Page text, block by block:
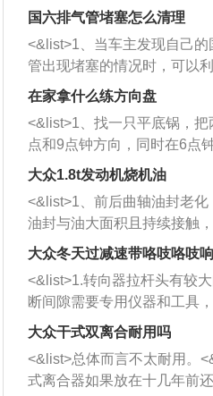
牌，但是中高低端的轮胎都有
也是为了更好的开拓市场。
国六排气管堵塞怎么清理
<&list>1、当车主发现自己的
管出现堵塞的情况时，可以
者是细棍，直接将杂物给取出
堵塞情况比较严重，也可以
施。 <&list>2、直接利用木
杂物推到排气管里面的位置
三元催化器拆解开，就可以将
西取出来。但如果是因为积
的堵塞，就需要将三元催化
洗剂对堵塞的情况得到解决，
放在燃油箱中，与燃油混合
动时，就可以和汽油一起进
室，最后形成废气排出，就
催化器得到清洗，排气管堵
能够得到解决。
在家拿什么练方向盘
<&list>1、找一只平底锅，把
点和9点钟方向，同时在6点
方向做一个标记。 <&list>2、
一圈半的练习，往右同样也
圈数。 <&list>3、最后强调
习，这样就可以形成肌肉记忆
驾驶车辆时，不需要记忆也
向。
大众1.8t发动机烧机油
<&list>1、前后曲轴油封老化
油封与油大面积且持续接触
和发动机内持续温度变化使
逐渐减弱，导致渗油或漏油
活塞间隙过大：积碳会使活
的间隙扩大，导致机油流入
造成烧机油。<&list>3、机油
机油粘度过小的话，同样会
象，机油粘度过小具有很好的
大众冬天过减速带咯吱咯吱响
<&list>1.转向器拉杆头有较大
断间隙需要专用仪器和工具
无法制作，需要将车辆送到
店；<&list>2.车辆半轴套管防
裂，破裂后会出现漏油现象，
损严重，磨损的半轴容易损坏
大众干式双离合耐用吗
<&list>总体而言不太耐用。
式离合器如果放在十几年前